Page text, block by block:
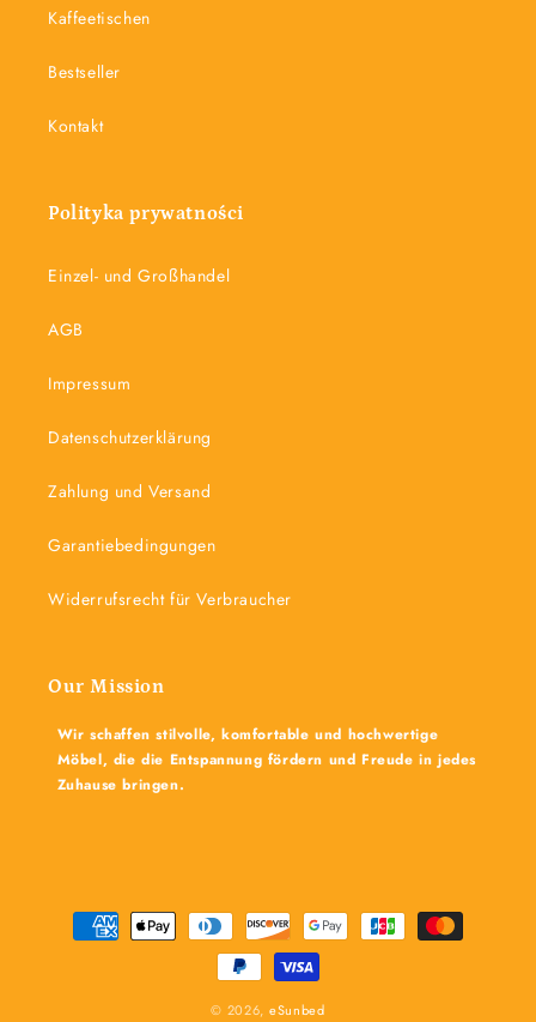
Kaffeetischen
Bestseller
Kontakt
Polityka prywatności
Einzel- und Großhandel
AGB
Impressum
Datenschutzerklärung
Zahlung und Versand
Garantiebedingungen
Widerrufsrecht für Verbraucher
Our Mission
Wir schaffen stilvolle, komfortable und hochwertige
Möbel, die die Entspannung fördern und Freude in jedes
Zuhause bringen.
Zahlungsmethoden
© 2026, eSunbed